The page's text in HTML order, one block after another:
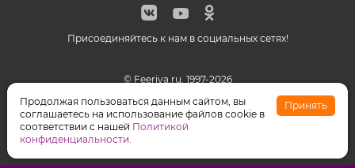
Присоединяйтесь к нам в социальных сетях!
© Feeriya.ru, 1997-2026
WhatsApp принадлежат компании Meta, признанной
экстремистской организацией на территории РФ
Продолжая пользоваться данным сайтом, вы
соглашаетесь на использование файлов cookie в
соответствии с нашей Политикой
конфиденциальности.
Принять